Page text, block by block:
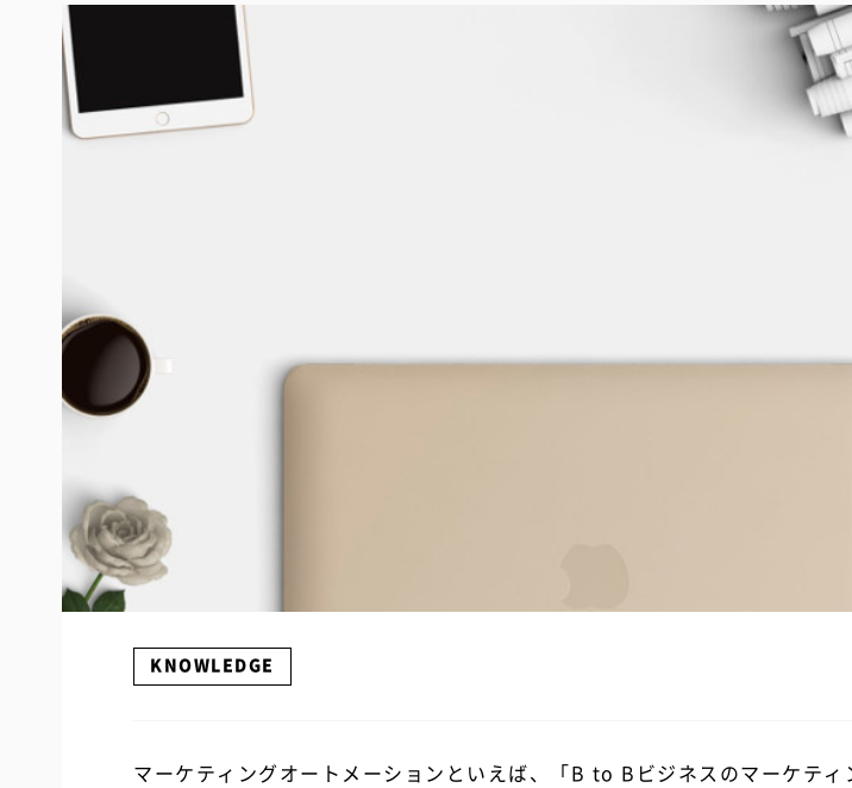
KNOWLEDGE
マーケティングオートメーションといえば、「B to Bビジネスのマーケティ